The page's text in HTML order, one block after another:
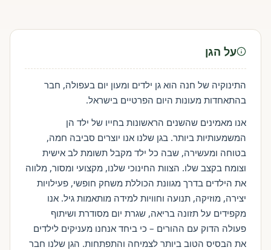
על הגן
התינוקיה של חנה הוא גן ילדים ומעון יום בעפולה, חבר
בהתאחדות מעונות היום הפרטיים בישראל.
אנו מאמינים שהשנים הראשונות בחייו של ילד הן
המשמעותיות ביותר. בגן שלנו אנו יוצרים סביבה חמה,
בטוחה ומעשירה, שבה כל ילד מקבל תשומת לב אישית
וצומח בקצב שלו. הצוות החינוכי שלנו, מקצועי ומסור, מלווה
את הילדים בדרך מגוונת הכוללת משחק חופשי, פעילויות
יצירה, מוזיקה, תנועה וחוויות למידה מותאמות גיל. אנו
מקפידים על תזונה בריאה, שגרת יום מסודרת ושיתוף
פעולה הדוק עם ההורים – כי ביחד אנחנו מעניקים לילדים
את הבסיס הטוב ביותר לצמיחה והתפתחות. הגן שלנו חבר